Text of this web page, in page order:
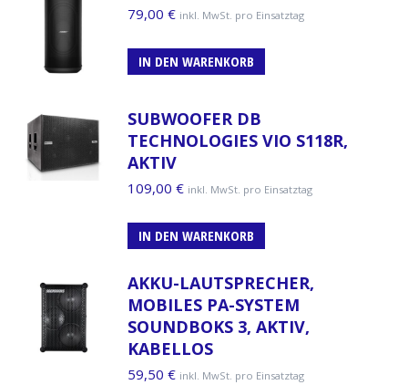
79,00 € inkl. MwSt. pro Einsatztag
IN DEN WARENKORB
SUBWOOFER DB
TECHNOLOGIES VIO S118R,
AKTIV
109,00 € inkl. MwSt. pro Einsatztag
IN DEN WARENKORB
AKKU-LAUTSPRECHER,
MOBILES PA-SYSTEM
SOUNDBOKS 3, AKTIV,
KABELLOS
59,50 € inkl. MwSt. pro Einsatztag